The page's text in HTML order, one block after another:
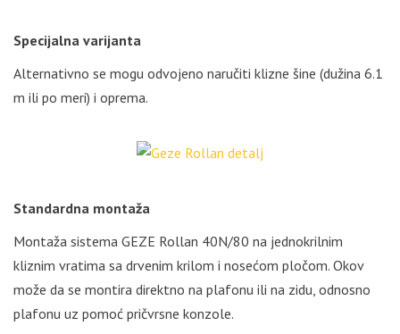
Specijalna varijanta
Alternativno se mogu odvojeno naručiti klizne šine (dužina 6.1
m ili po meri) i oprema.
Standardna montaža
Montaža sistema GEZE Rollan 40N/80 na jednokrilnim
kliznim vratima sa drvenim krilom i nosećom pločom. Okov
može da se montira direktno na plafonu ili na zidu, odnosno
plafonu uz pomoć pričvrsne konzole.